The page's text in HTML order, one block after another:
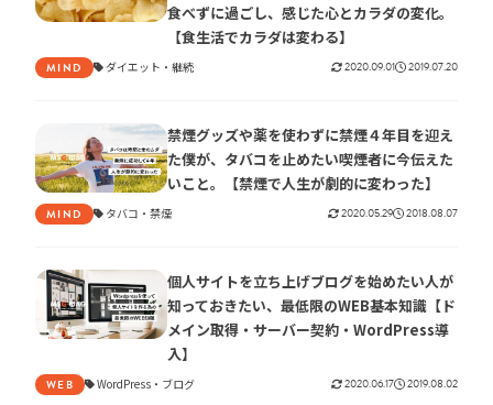
食べずに過ごし、感じた心とカラダの変化。
【食生活でカラダは変わる】
MIND ダイエット 継続 2020.09.01 2019.07.20
禁煙グッズや薬を使わずに禁煙４年目を迎え
た僕が、タバコを止めたい喫煙者に今伝えた
いこと。【禁煙で人生が劇的に変わった】
MIND タバコ 禁煙 2020.05.29 2018.08.07
個人サイトを立ち上げブログを始めたい人が
知っておきたい、最低限のWEB基本知識【ド
メイン取得・サーバー契約・WordPress導
入】
WEB WordPress ブログ 2020.06.17 2019.08.02